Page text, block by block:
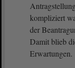
kompliziert
der
Damit blieb
Erwartungen.